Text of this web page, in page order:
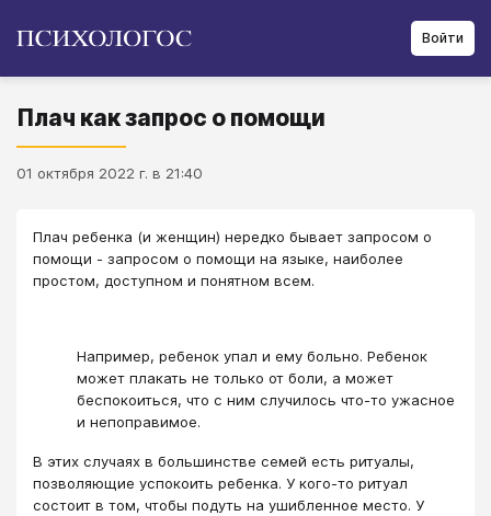
Войти
Плач как запрос о помощи
01 октября 2022 г. в 21:40
Плач ребенка (и женщин) нередко бывает запросом о
помощи - запросом о помощи на языке, наиболее
простом, доступном и понятном всем.
Например, ребенок упал и ему больно. Ребенок
может плакать не только от боли, а может
беспокоиться, что с ним случилось что-то ужасное
и непоправимое.
В этих случаях в большинстве семей есть ритуалы,
позволяющие успокоить ребенка. У кого-то ритуал
состоит в том, чтобы подуть на ушибленное место. У